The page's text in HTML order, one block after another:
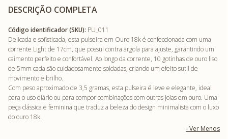
DESCRIÇÃO COMPLETA
Código identificador (SKU): PU_011
Delicada e sofisticada, esta pulseira em Ouro 18k é confeccionada com uma
corrente Light de 17cm, que possui contra argola para ajuste, garantindo um
caimento perfeito e confortável. Ao longo da corrente, 10 gotinhas de ouro liso
de 5mm cada são cuidadosamente soldadas, criando um efeito sutil de
movimento e brilho.
Com peso aproximado de 3,5 gramas, esta pulseira é leve e elegante, ideal
para o uso diário ou para compor combinações com outras joias em ouro. Uma
peça clássica e feminina que traduz a beleza do design minimalista com o luxo
do ouro 18k.